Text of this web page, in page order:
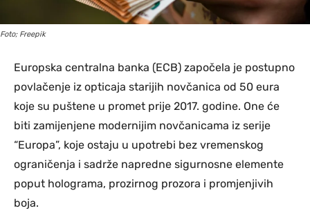
Foto; Freepik
Europska centralna banka (ECB) započela je postupno
povlačenje iz opticaja starijih novčanica od 50 eura
koje su puštene u promet prije 2017. godine. One će
biti zamijenjene modernijim novčanicama iz serije
“Europa”, koje ostaju u upotrebi bez vremenskog
ograničenja i sadrže napredne sigurnosne elemente
poput holograma, prozirnog prozora i promjenjivih
boja.